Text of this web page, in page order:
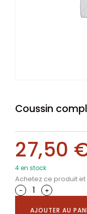
Coussin
27,50
4 en stock
Achetez ce produit
-
+
AJOUTER AU